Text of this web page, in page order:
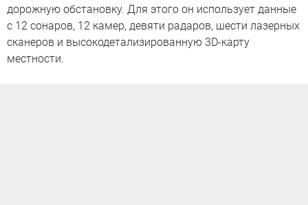
дорожную обстановку. Для этого он использует данные
с 12 сонаров, 12 камер, девяти радаров, шести лазерных
сканеров и высокодетализированную 3D-карту
местности.